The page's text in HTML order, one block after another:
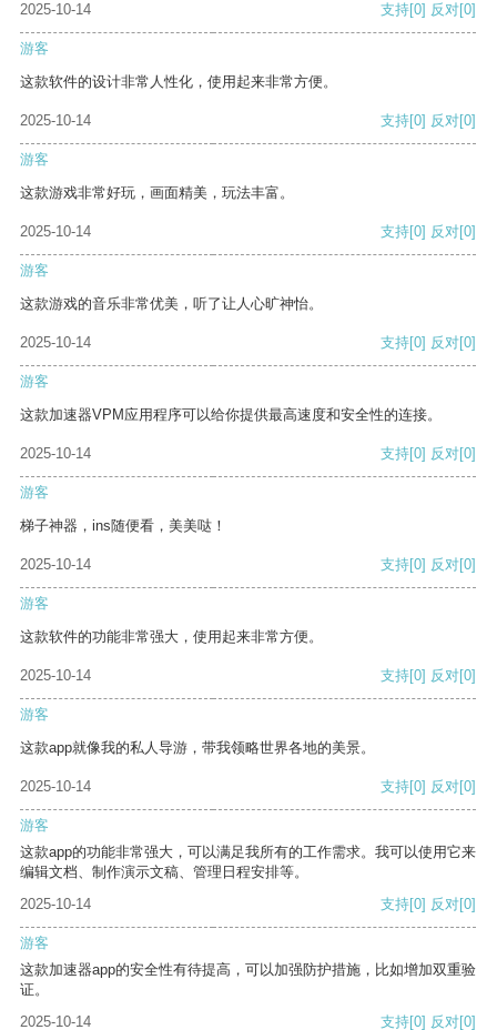
2025-10-14
支持[0] 反对[0]
游客
这款软件的设计非常人性化，使用起来非常方便。
2025-10-14 支持[0] 反对[0]
游客
这款游戏非常好玩，画面精美，玩法丰富。
2025-10-14 支持[0] 反对[0]
游客
这款游戏的音乐非常优美，听了让人心旷神怡。
2025-10-14 支持[0] 反对[0]
游客
这款加速器VPM应用程序可以给你提供最高速度和安全性的连接。
2025-10-14 支持[0] 反对[0]
游客
梯子神器，ins随便看，美美哒！
2025-10-14 支持[0] 反对[0]
游客
这款软件的功能非常强大，使用起来非常方便。
2025-10-14 支持[0] 反对[0]
游客
这款app就像我的私人导游，带我领略世界各地的美景。
2025-10-14 支持[0] 反对[0]
游客
这款app的功能非常强大，可以满足我所有的工作需求。我可以使用它来
编辑文档、制作演示文稿、管理日程安排等。
2025-10-14
支持[0] 反对[0]
游客
这款加速器app的安全性有待提高，可以加强防护措施，比如增加双重验
证。
2025-10-14
支持[0] 反对[0]